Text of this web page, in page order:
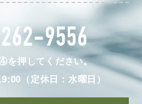
9556
を押してください。
（定休日：水曜日）